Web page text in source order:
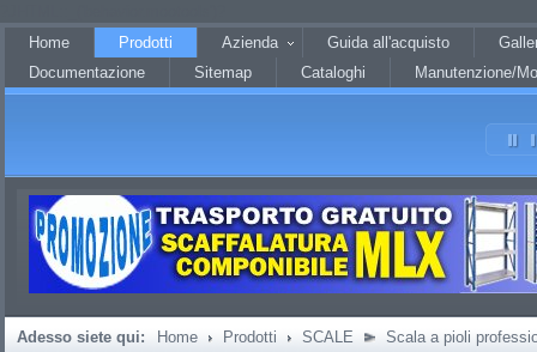
Home
Prodotti Azienda Guida all'acquisto
Documentazione
Sitemap Cataloghi Manutenzione/
Adesso siete qui: Home Prodotti SCALE Scala a pioli